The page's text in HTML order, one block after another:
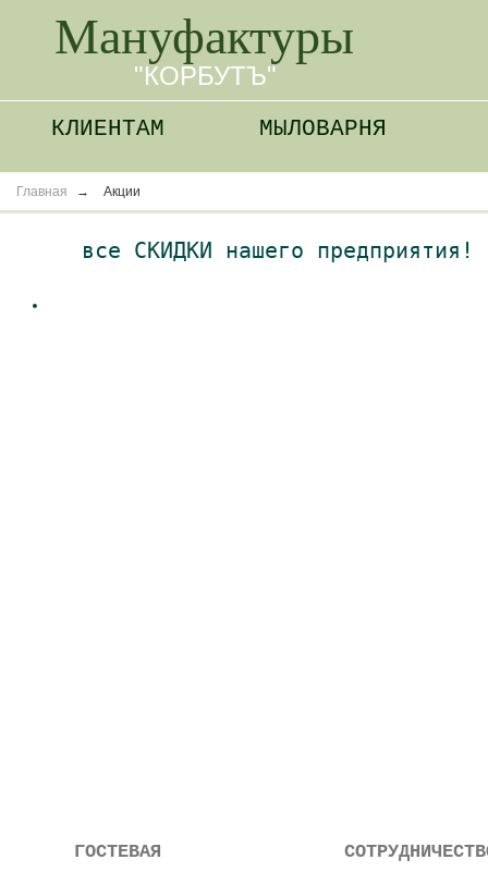
Мануфактуры
"КОРБУТЪ"
КЛИЕНТАМ МЫЛОВАРНЯ
Главная → Акции
все СКИДКИ нашего предприятия!
ГОСТЕВАЯ